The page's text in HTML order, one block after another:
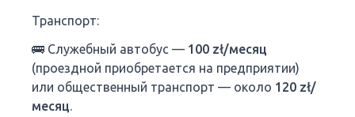
Транспорт:
🚌 Служебный автобус — 100 zł/месяц
(проездной приобретается на предприятии)
или общественный транспорт — около 120 zł/
месяц.